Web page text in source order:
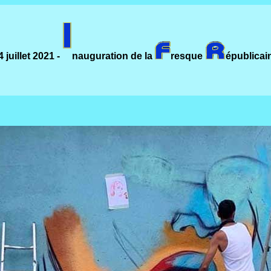
juillet 2021 - nauguration de la resque